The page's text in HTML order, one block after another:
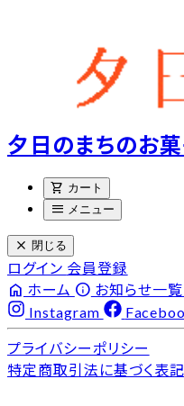
夕日のまちのお
shopping_cart カート
menu メニュー
close 閉じる
ログイン 会員登録
home ホーム info お知らせ一覧
Instagram
プライバシーポリシー
特定商取引法に基づく表記